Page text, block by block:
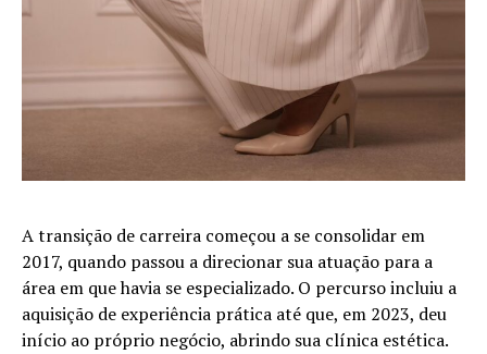
A transição de carreira começou a se consolidar em
2017, quando passou a direcionar sua atuação para a
área em que havia se especializado. O percurso incluiu a
aquisição de experiência prática até que, em 2023, deu
início ao próprio negócio, abrindo sua clínica estética.